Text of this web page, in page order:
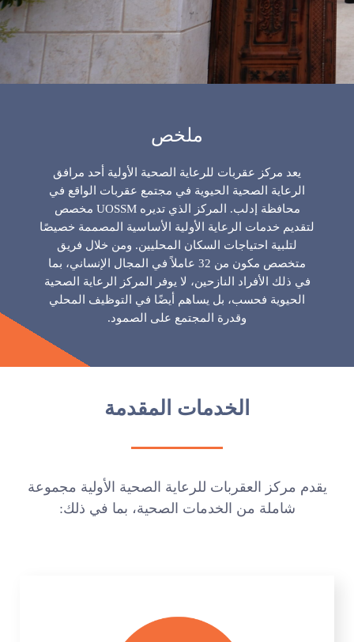
ملخص
يعد مركز عقربات للرعاية الصحية الأولية أحد مرافق
الرعاية الصحية الحيوية في مجتمع عقربات الواقع في
محافظة إدلب. المركز الذي تديره UOSSM مخصص
لتقديم خدمات الرعاية الأولية الأساسية المصممة خصيصًا
لتلبية احتياجات السكان المحليين. ومن خلال فريق
متخصص مكون من 32 عاملاً في المجال الإنساني، بما
في ذلك الأفراد النازحين، لا يوفر المركز الرعاية الصحية
الحيوية فحسب، بل يساهم أيضًا في التوظيف المحلي
وقدرة المجتمع على الصمود.
الخدمات المقدمة
يقدم مركز العقربات للرعاية الصحية الأولية مجموعة
شاملة من الخدمات الصحية، بما في ذلك: